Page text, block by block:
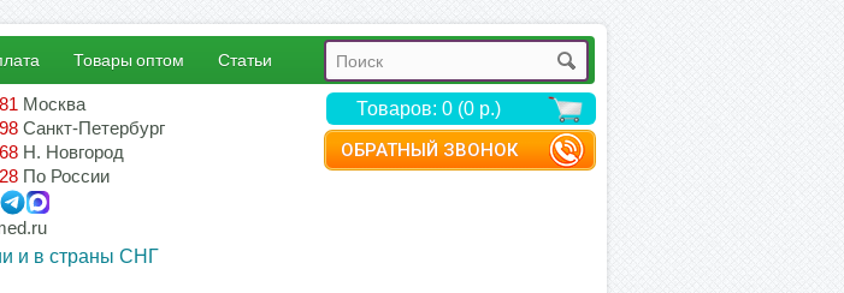
ОБРАТНЫЙ ЗВОНОК
Товары оптом Статьи
Москва
Санкт-Петербург
Н. Новгород
По России
и в страны СНГ
Товаров: 0 (0 р.)